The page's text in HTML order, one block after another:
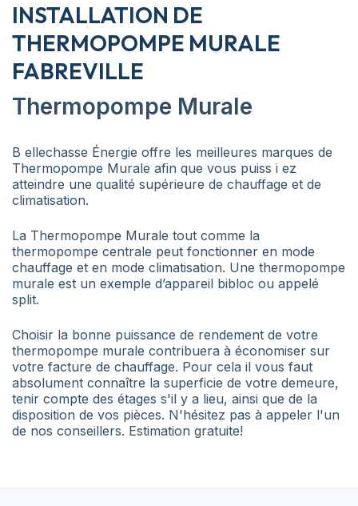
INSTALLATION DE
THERMOPOMPE MURALE
FABREVILLE
Thermopompe Murale
B ellechasse Énergie offre les meilleures marques de
Thermopompe Murale afin que vous puiss i ez
atteindre une qualité supérieure de chauffage et de
climatisation.
La Thermopompe Murale tout comme la
thermopompe centrale peut fonctionner en mode
chauffage et en mode climatisation. Une thermopompe
murale est un exemple d’appareil bibloc ou appelé
split.
Choisir la bonne puissance de rendement de votre
thermopompe murale contribuera à économiser sur
votre facture de chauffage. Pour cela il vous faut
absolument connaître la superficie de votre demeure,
tenir compte des étages s'il y a lieu, ainsi que de la
disposition de vos pièces. N'hésitez pas à appeler l'un
de nos conseillers. Estimation gratuite!